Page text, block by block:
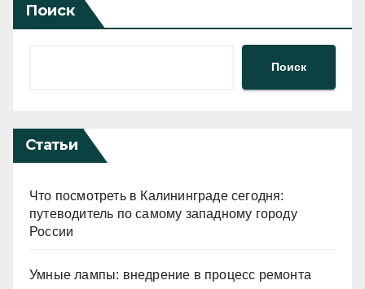
Поиск
Поиск
Статьи
Что посмотреть в Калининграде сегодня:
путеводитель по самому западному городу
России
Умные лампы: внедрение в процесс ремонта